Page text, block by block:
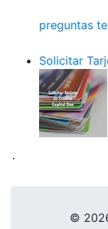
preguntas
Solicitar
.
©